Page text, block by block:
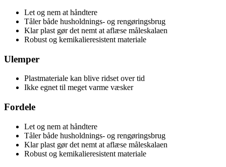
Let og nem at håndtere
Tåler både husholdnings- og rengøringsbrug
Klar plast gør det nemt at aflæse måleskalaen
Robust og kemikalieresistent materiale
Ulemper
Plastmateriale kan blive ridset over tid
Ikke egnet til meget varme væsker
Fordele
Let og nem at håndtere
Tåler både husholdnings- og rengøringsbrug
Klar plast gør det nemt at aflæse måleskalaen
Robust og kemikalieresistent materiale